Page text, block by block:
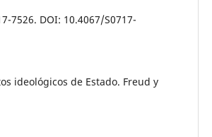
7526. DOI: 10.4067/S0717-
ideológicos de Estado. Freud y